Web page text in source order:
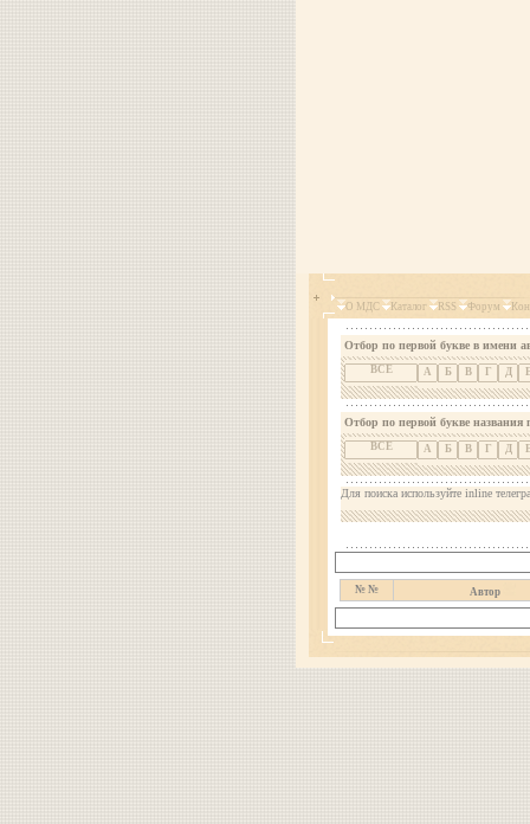
О МДС Каталог RSS Форум
Отбор по первой букве в имени
ВСЕ А Б В Г Д
Отбор по первой букве названия
ВСЕ А Б В Г Д
Для поиска используйте inline
№ № Автор